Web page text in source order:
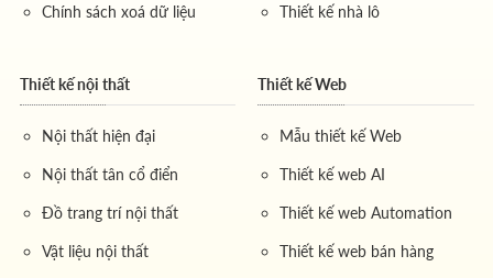
Chính sách xoá dữ liệu Thiết kế nhà lô
Thiết kế nội thất
Nội thất hiện đại
Nội thất tân cổ điển
Đồ trang trí nội thất
Vật liệu nội thất
Thiết kế Web
Mẫu thiết kế Web
Thiết kế web AI
Thiết kế web Automation
Thiết kế web bán hàng